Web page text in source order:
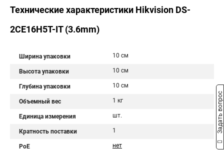
Технические характеристики Hikvision DS-
2CE16H5T-IT (3.6mm)
Ширина упаковки 10 см
Высота упаковки 10 см
Глубина упаковки 10 см
Объемный вес 1 кг
Единица измерения шт.
Кратность поставки 1
PoE нет
Задать вопрос